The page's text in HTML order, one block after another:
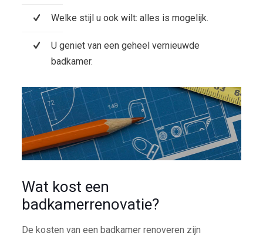
Welke stijl u ook wilt: alles is mogelijk.
U geniet van een geheel vernieuwde
badkamer.
Wat kost een
badkamerrenovatie?
De kosten van een badkamer renoveren zijn